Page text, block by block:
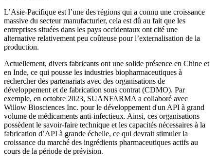
L’Asie-Pacifique est l’une des régions qui a connu une croissance
massive du secteur manufacturier, cela est dû au fait que les
entreprises situées dans les pays occidentaux ont cité une
alternative relativement peu coûteuse pour l’externalisation de la
production.
Actuellement, divers fabricants ont une solide présence en Chine et
en Inde, ce qui pousse les industries biopharmaceutiques à
rechercher des partenariats avec des organisations de
développement et de fabrication sous contrat (CDMO). Par
exemple, en octobre 2023, SUANFARMA a collaboré avec
Willow Biosciences Inc. pour le développement d'un API à grand
volume de médicaments anti-infectieux. Ainsi, ces organisations
possèdent le savoir-faire technique et les capacités nécessaires à la
fabrication d’API à grande échelle, ce qui devrait stimuler la
croissance du marché des ingrédients pharmaceutiques actifs au
cours de la période de prévision.